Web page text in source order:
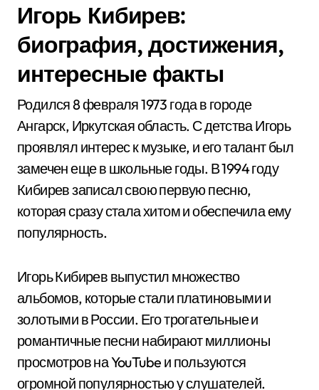
Игорь Кибирев:
биография, достижения,
интересные факты
Родился 8 февраля 1973 года в городе
Ангарск, Иркутская область. С детства Игорь
проявлял интерес к музыке, и его талант был
замечен еще в школьные годы. В 1994 году
Кибирев записал свою первую песню,
которая сразу стала хитом и обеспечила ему
популярность.
Игорь Кибирев выпустил множество
альбомов, которые стали платиновыми и
золотыми в России. Его трогательные и
романтичные песни набирают миллионы
просмотров на YouTube и пользуются
огромной популярностью у слушателей.